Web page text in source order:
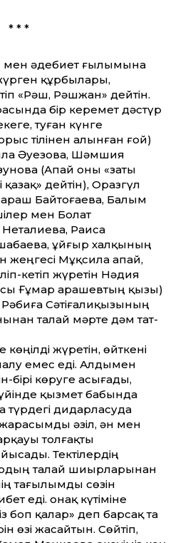
* * *
мен әдебиет ғылымына
құрбылары,
«Рәш, Рәшжан» дейтін.
бір керемет дәстүр
туған күнге
тілінен алынған ғой)
Әуезова, Шәмшия
(Апай оны «заты
дейтін), Оразгүл
Байтоғаева, Балым
мен Болат
Раиса
ұйғыр халқының
жеңгесі Мұқсила апай,
кетіп жүретін Нәдия
Ғұмар Қарашевтың қызы)
Рәбиға Сәтіғалиқызының
талай мәрте дәм тат­
жүретін, өйткені
емес еді. Алдымен
бірі көруге асығады,
қызмет бабында
түрдегі дидарласуда
әзіл, ән мен
толғақты
Тектілердің
талай шиырларынан
тағылымды сөзін
еді. Қонақ күтіміне
боп қалар» деп барсақ та
өзі жасайтын. Сөйтіп,